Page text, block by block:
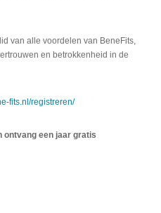
van alle voordelen van BeneFits,
en betrokkenheid in de
fits.nl/registreren/
ontvang een jaar gratis